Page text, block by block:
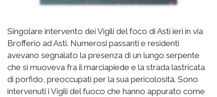
Singolare intervento dei Vigili del foco di Asti ieri in via
Brofferio ad Asti. Numerosi passanti e residenti
avevano segnalato la presenza di un lungo serpente
che si muoveva fra il marciapiede e la strada lastricata
di porfido, preoccupati per la sua pericolosità. Sono
intervenuti i Vigili del fuoco che hanno appurato come